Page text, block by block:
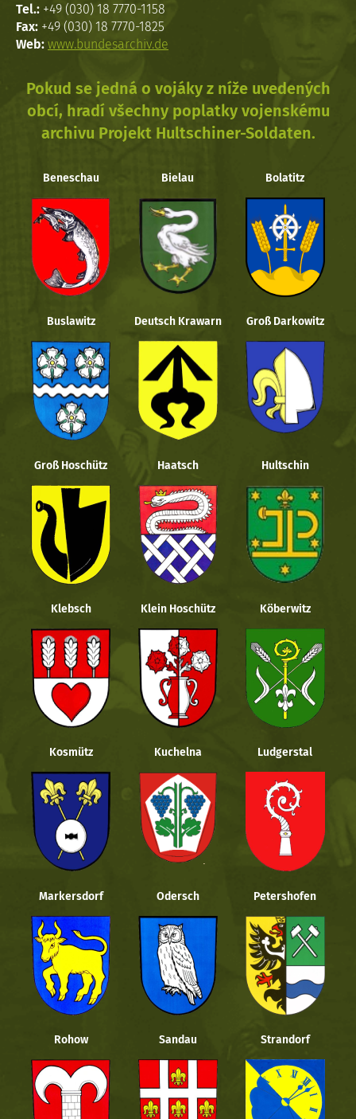
Tel.: +49 (030) 18 7770-1158
Fax: +49 (030) 18 7770-1825
Web: www.bundesarchiv.de
Pokud se jedná o vojáky z níže uvedených
obcí, hradí všechny poplatky vojenskému
archivu Projekt Hultschiner-Soldaten.
Beneschau Bielau Bolatitz
Buslawitz Deutsch Krawarn Groß Darkowitz
Groß Hoschütz Haatsch Hultschin
Klebsch Klein Hoschütz Köberwitz
Kosmütz Kuchelna Ludgerstal
Markersdorf Odersch Petershofen
Rohow Sandau Strandorf